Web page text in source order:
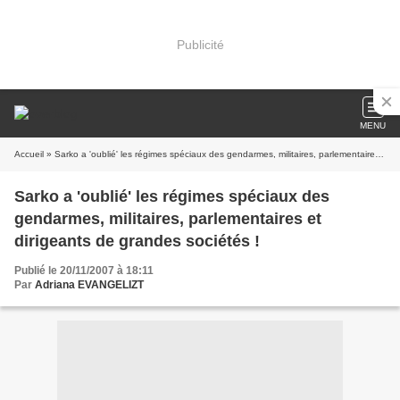
Publicité
MENU
Accueil » Sarko a 'oublié' les régimes spéciaux des gendarmes, militaires, parlementaires et dirigeants de grandes sociétés !
Sarko a 'oublié' les régimes spéciaux des
gendarmes, militaires, parlementaires et
dirigeants de grandes sociétés !
Publié le 20/11/2007 à 18:11
Par Adriana EVANGELIZT